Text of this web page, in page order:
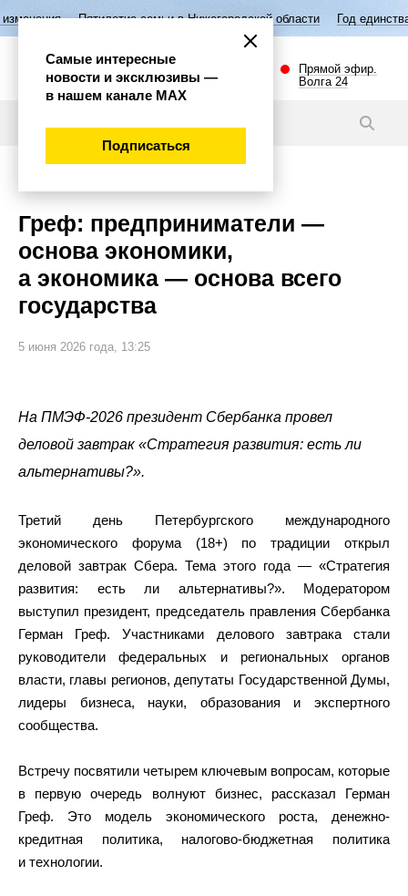
Пятилетие семьи в Нижегородской области Год единства народов
Прямой эфир.
Волга 24
Греф: предприниматели —
основа экономики,
а экономика — основа всего
государства
5 июня 2026 года, 13:25
На ПМЭФ-2026 президент Сбербанка провел
деловой завтрак «Стратегия развития: есть ли
альтернативы?».
Третий день Петербургского международного
экономического форума (18+) по традиции открыл
деловой завтрак Сбера. Тема этого года — «Стратегия
развития: есть ли альтернативы?». Модератором
выступил президент, председатель правления Сбербанка
Герман Греф. Участниками делового завтрака стали
руководители федеральных и региональных органов
власти, главы регионов, депутаты Государственной Думы,
лидеры бизнеса, науки, образования и экспертного
сообщества.
Встречу посвятили четырем ключевым вопросам, которые
в первую очередь волнуют бизнес, рассказал Герман
Греф. Это модель экономического роста, денежно-
кредитная политика, налогово-бюджетная политика
и технологии.
Самые интересные
новости и эксклюзивы —
в нашем канале МАХ
Подписаться